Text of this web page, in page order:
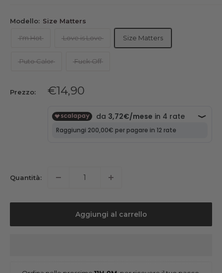
Modello: Size Matters
I'm Hot Love is Love Size Matters
Puto Calor Fuck Off
Prezzo:
Prezzo
€14,90
Quantità:
Aggiungi al carrello